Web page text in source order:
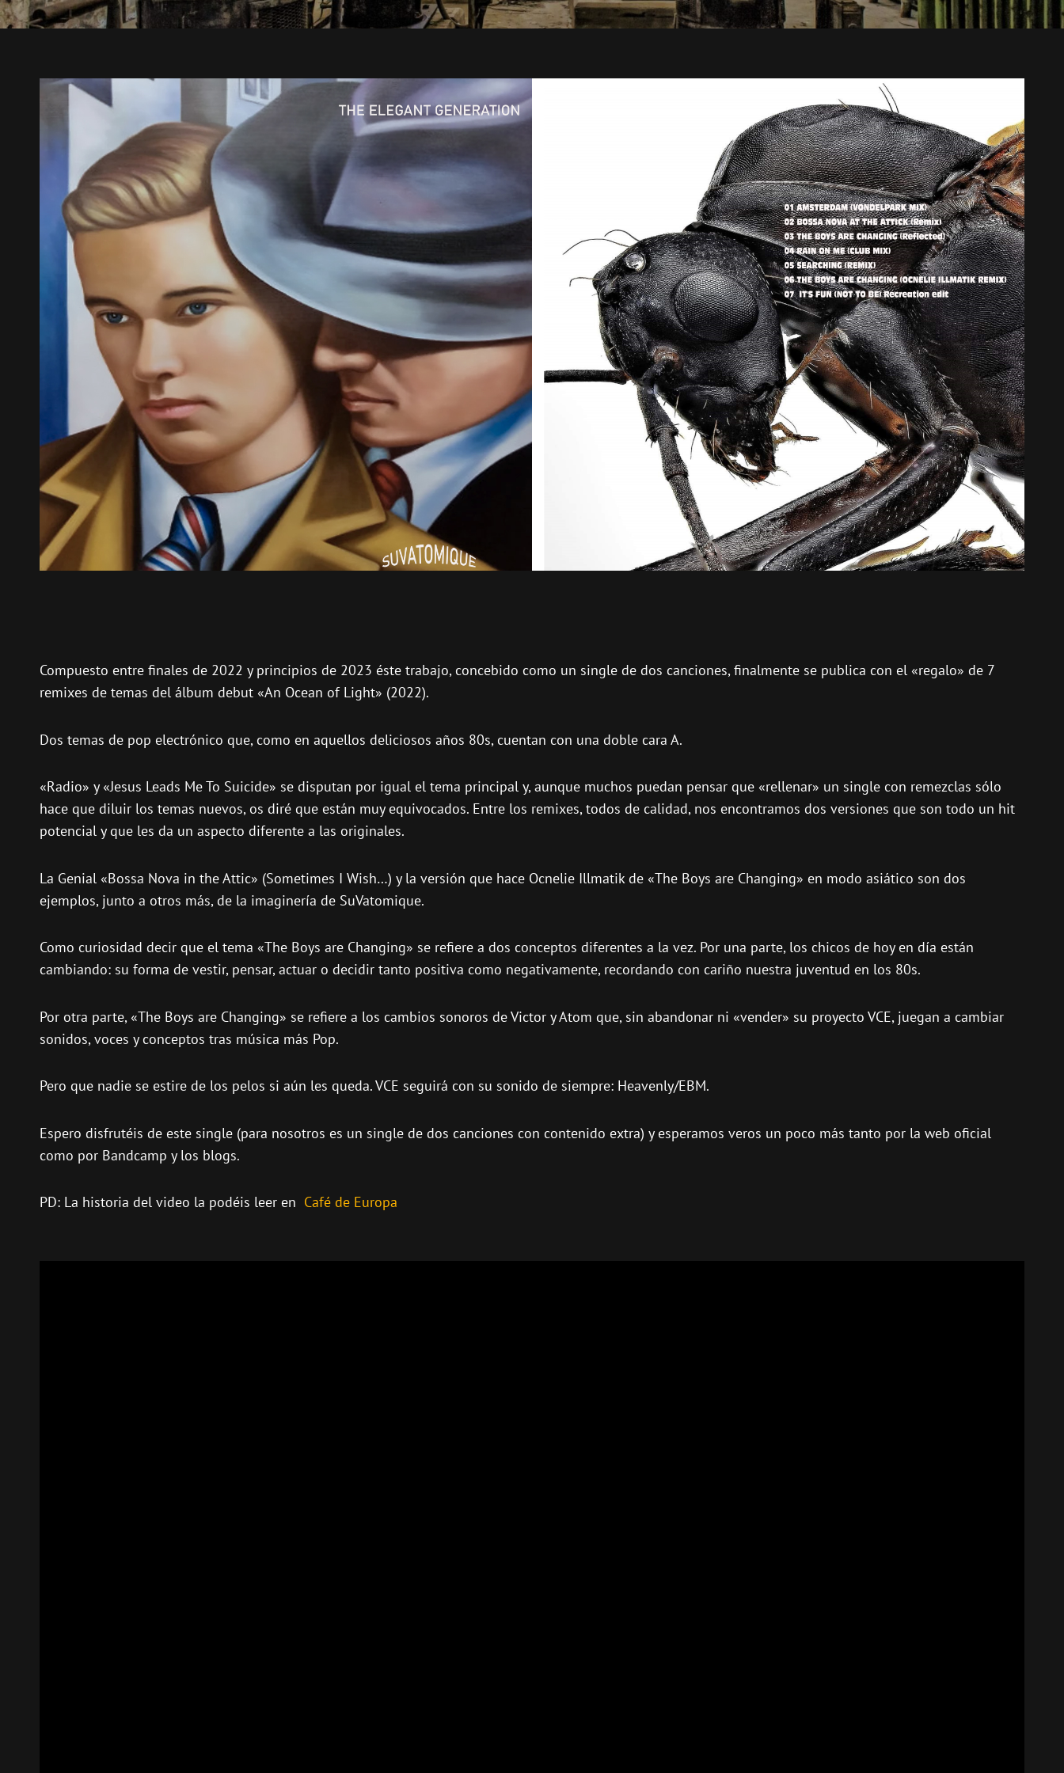
Compuesto entre finales de 2022 y principios de 2023 éste trabajo, concebido como un single de dos canciones, finalmente se publica con el «regalo» de 7
remixes de temas del álbum debut «An Ocean of Light» (2022).
Dos temas de pop electrónico que, como en aquellos deliciosos años 80s, cuentan con una doble cara A.
«Radio» y «Jesus Leads Me To Suicide» se disputan por igual el tema principal y, aunque muchos puedan pensar que «rellenar» un single con remezclas sólo
hace que diluir los temas nuevos, os diré que están muy equivocados. Entre los remixes, todos de calidad, nos encontramos dos versiones que son todo un hit
potencial y que les da un aspecto diferente a las originales.
La Genial «Bossa Nova in the Attic» (Sometimes I Wish…) y la versión que hace Ocnelie Illmatik de «The Boys are Changing» en modo asiático son dos
ejemplos, junto a otros más, de la imaginería de SuVatomique.
Como curiosidad decir que el tema «The Boys are Changing» se refiere a dos conceptos diferentes a la vez. Por una parte, los chicos de hoy en día están
cambiando: su forma de vestir, pensar, actuar o decidir tanto positiva como negativamente, recordando con cariño nuestra juventud en los 80s.
Por otra parte, «The Boys are Changing» se refiere a los cambios sonoros de Victor y Atom que, sin abandonar ni «vender» su proyecto VCE, juegan a cambiar
sonidos, voces y conceptos tras música más Pop.
Pero que nadie se estire de los pelos si aún les queda. VCE seguirá con su sonido de siempre: Heavenly/EBM.
Espero disfrutéis de este single (para nosotros es un single de dos canciones con contenido extra) y esperamos veros un poco más tanto por la web oficial
como por Bandcamp y los blogs.
PD: La historia del video la podéis leer en Café de Europa